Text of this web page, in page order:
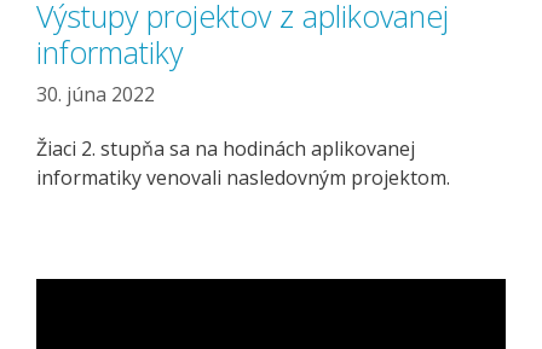
Výstupy projektov z aplikovanej
informatiky
30. júna 2022
Žiaci 2. stupňa sa na hodinách aplikovanej
informatiky venovali nasledovným projektom.